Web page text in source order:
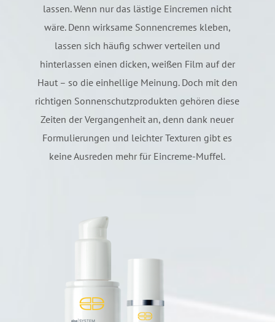
lassen. Wenn nur das lästige Eincremen nicht
wäre. Denn wirksame Sonnencremes kleben,
lassen sich häufig schwer verteilen und
hinterlassen einen dicken, weißen Film auf der
Haut – so die einhellige Meinung. Doch mit den
richtigen Sonnenschutzprodukten gehören diese
Zeiten der Vergangenheit an, denn dank neuer
Formulierungen und leichter Texturen gibt es
keine Ausreden mehr für Eincreme-Muffel.